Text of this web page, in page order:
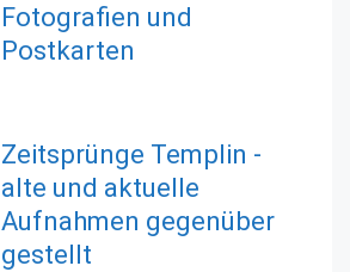
Fotografien und
Postkarten
Zeitsprünge Templin -
alte und aktuelle
Aufnahmen gegenüber
gestellt